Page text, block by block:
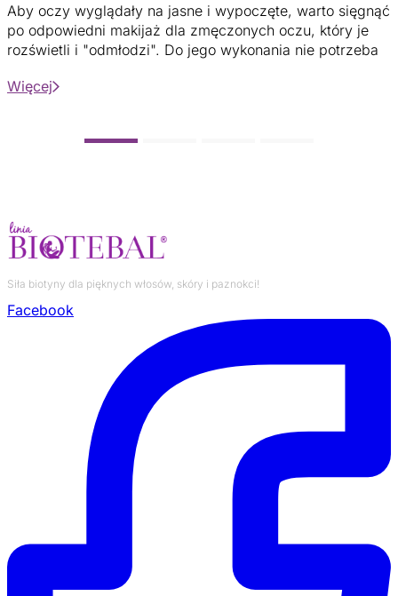
Aby oczy wyglądały na jasne i wypoczęte, warto sięgnąć
po odpowiedni makijaż dla zmęczonych oczu, który je
rozświetli i "odmłodzi". Do jego wykonania nie potrzeba
Więcej
Siła biotyny dla pięknych włosów, skóry i paznokci!
Facebook